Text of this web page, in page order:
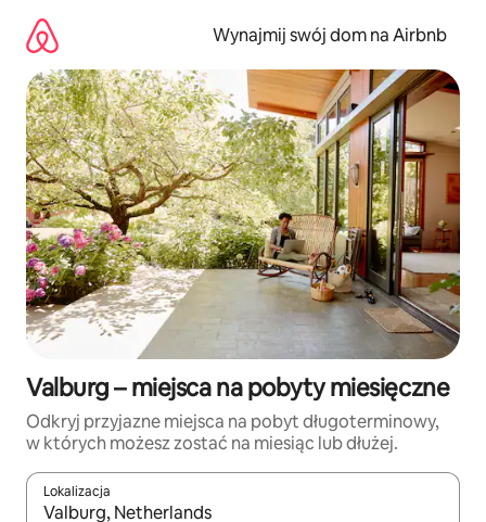
treści
Wynajmij swój dom na Airbnb
Valburg – miejsca na pobyty miesięczne
Odkryj przyjazne miejsca na pobyt długoterminowy,
w których możesz zostać na miesiąc lub dłużej.
Lokalizacja
Gdy wyniki będą dostępne, możesz poruszać się po nich za